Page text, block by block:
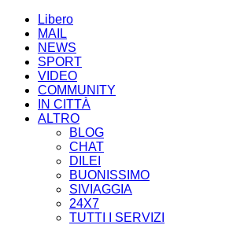
Libero
MAIL
NEWS
SPORT
VIDEO
COMMUNITY
IN CITTÀ
ALTRO
BLOG
CHAT
DILEI
BUONISSIMO
SIVIAGGIA
24X7
TUTTI I SERVIZI